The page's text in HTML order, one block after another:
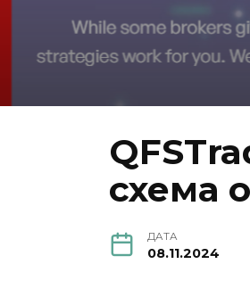
схема
ДАТА
08.11.2024